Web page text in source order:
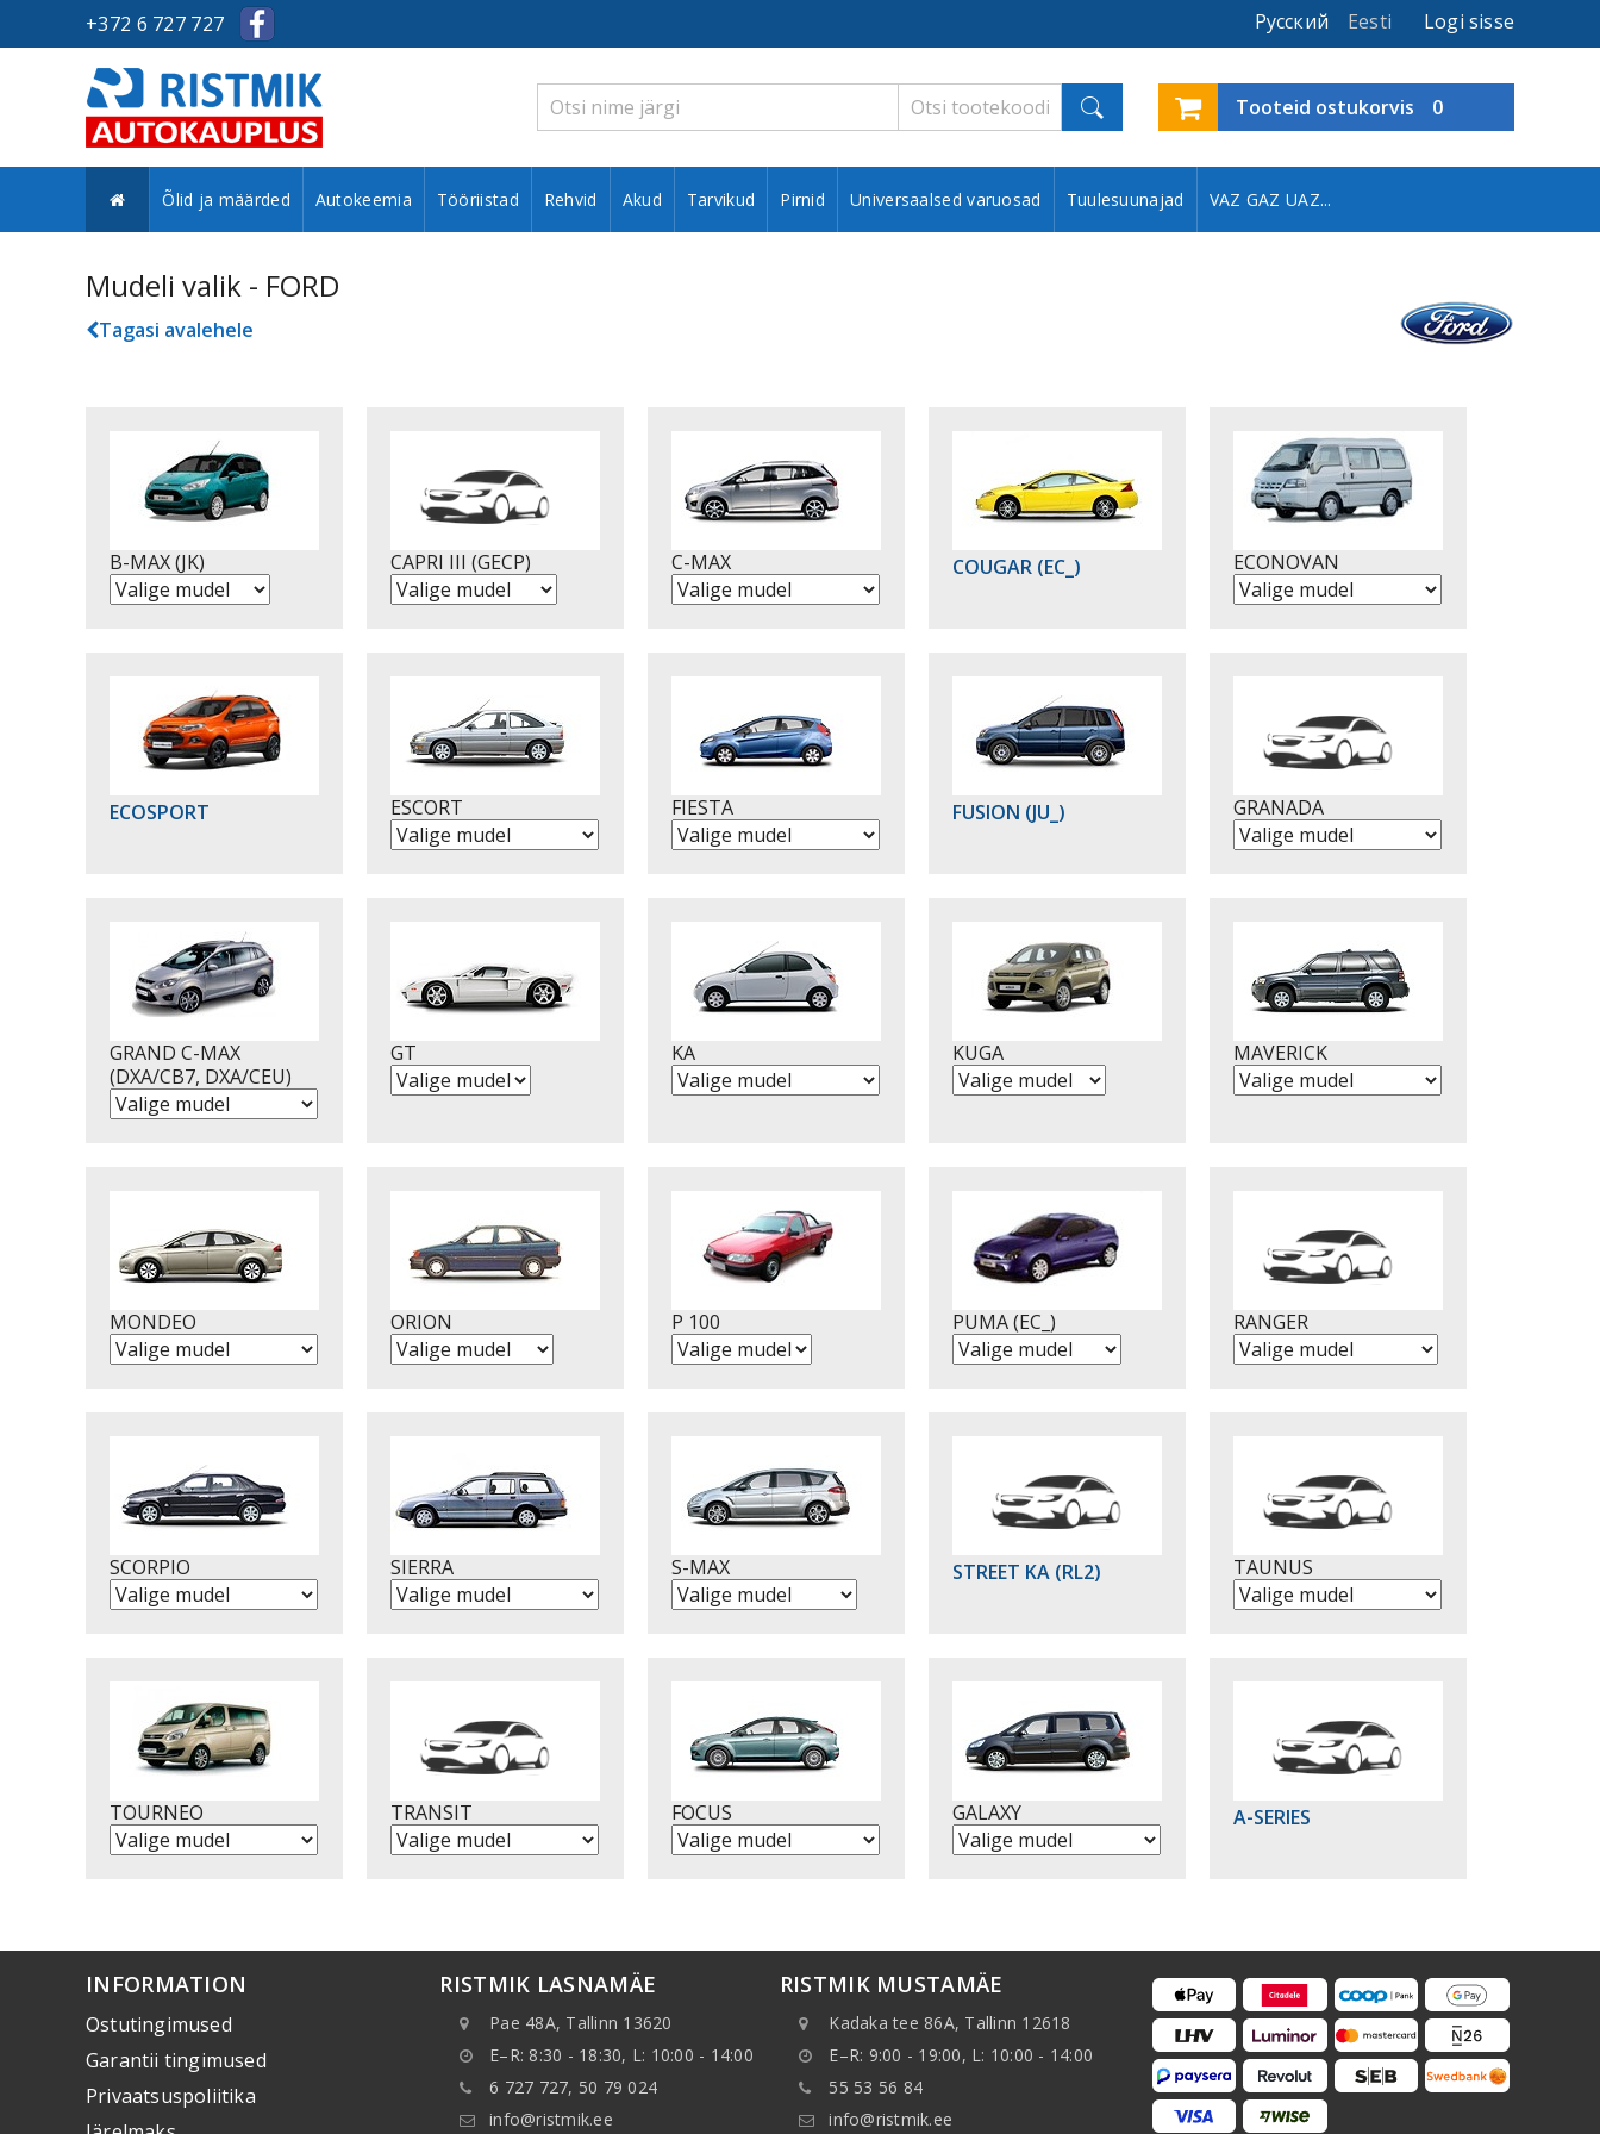
+372 6 727 727 Logi sisse
Eesti
Русский
Tooteid ostukorvis 0
Õlid ja määrded Autokeemia Tööriistad Rehvid Akud Tarvikud Pirnid Universaalsed varuosad Tuulesuunajad VAZ GAZ UAZ...
Mudeli valik - FORD
Tagasi avalehele
B-MAX (JK) CAPRI III (GECP) C-MAX COUGAR (EC_) ECONOVAN
ECOSPORT ESCORT FIESTA FUSION (JU_) GRANADA
GRAND C-MAX
(DXA/CB7, DXA/CEU)
GT KA KUGA MAVERICK
MONDEO ORION P 100 PUMA (EC_) RANGER
SCORPIO SIERRA S-MAX STREET KA (RL2) TAUNUS
TOURNEO TRANSIT FOCUS GALAXY A-SERIES
INFORMATION
Ostutingimused
Garantii tingimused
Privaatsuspoliitika
RISTMIK LASNAMÄE
Pae 48A, Tallinn 13620
E–R: 8:30 - 18:30, L: 10:00 - 14:00
6 727 727, 50 79 024
info@ristmik.ee
RISTMIK MUSTAMÄE
Kadaka tee 86A, Tallinn 12618
E–R: 9:00 - 19:00, L: 10:00 - 14:00
55 53 56 84
info@ristmik.ee